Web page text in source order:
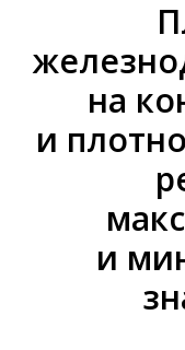
на
и
и